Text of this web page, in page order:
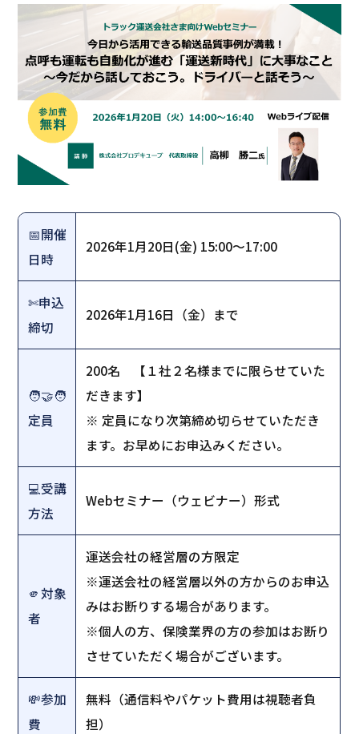
📅開催
日時
2026年1月20日(金) 15:00～17:00
✄申込
締切
2026年1月16日（金）まで
🧑‍🤝‍🧑
定員
200名 【１社２名様までに限らせていた
だきます】
※ 定員になり次第締め切らせていただき
ます。お早めにお申込みください。
💻️受講
方法
Webセミナー（ウェビナー）形式
🫵対象
者
運送会社の経営層の方限定
※運送会社の経営層以外の方からのお申込
みはお断りする場合があります。
※個人の方、保険業界の方の参加はお断り
させていただく場合がございます。
💸参加
費
無料（通信料やパケット費用は視聴者負
担）